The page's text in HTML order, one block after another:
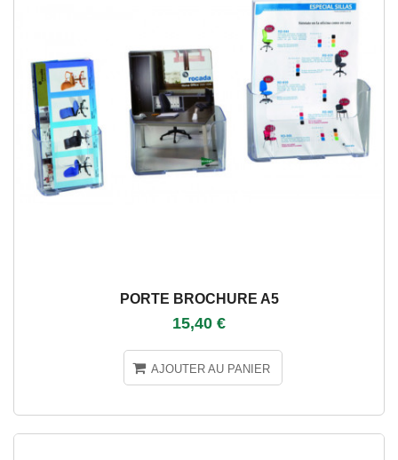
PORTE BROCHURE A5
15,40 €
AJOUTER AU PANIER